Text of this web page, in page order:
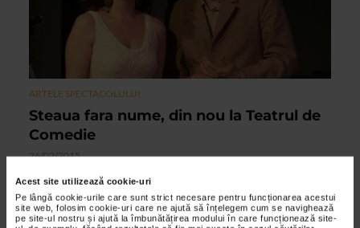
Acest site utilizează cookie-uri
Pe lângă cookie-urile care sunt strict necesare pentru funcționarea acestui
site web, folosim cookie-uri care ne ajută să înțelegem cum se navighează
pe site-ul nostru și ajută la îmbunătățirea modului în care funcționează site-
ARTELE SPECTACOLULUI
Steaua fara nume, din nou la Teatrul de
Comedie
26/02/2015
Dupa 71 de ani de la premiera absoluta, Steaua fara nume, de
Mihail Sebastian se intoarce pe scena unde a fost montata
prima data.